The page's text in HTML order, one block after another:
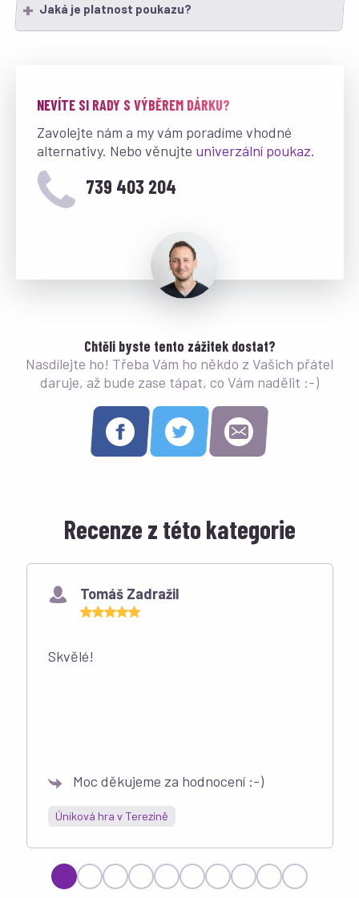
Jaká je platnost poukazu?
NEVÍTE SI RADY S VÝBĚREM DÁRKU?
Zavolejte nám a my vám poradíme vhodné
alternativy. Nebo věnujte univerzální poukaz.
739 403 204
Chtěli byste tento zážitek dostat?
Nasdílejte ho! Třeba Vám ho někdo z Vašich přátel
daruje, až bude zase tápat, co Vám nadělit :-)
Recenze z této kategorie
Tomáš Zadražil
Skvělé!
Moc děkujeme za hodnocení :-)
Úniková hra v Terezíně